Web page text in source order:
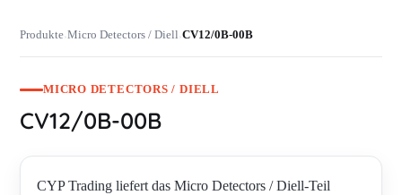
Produkte›Micro Detectors / Diell›CV12/0B-00B
MICRO DETECTORS / DIELL
CV12/0B-00B
CYP Trading liefert das Micro Detectors / Diell-Teil